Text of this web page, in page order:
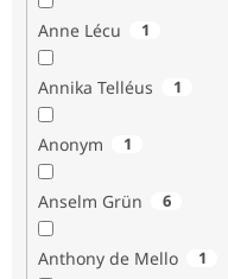
Anne Lécu 1
Annika Telléus 1
Anonym 1
Anselm Grün 6
Anthony de Mello 1